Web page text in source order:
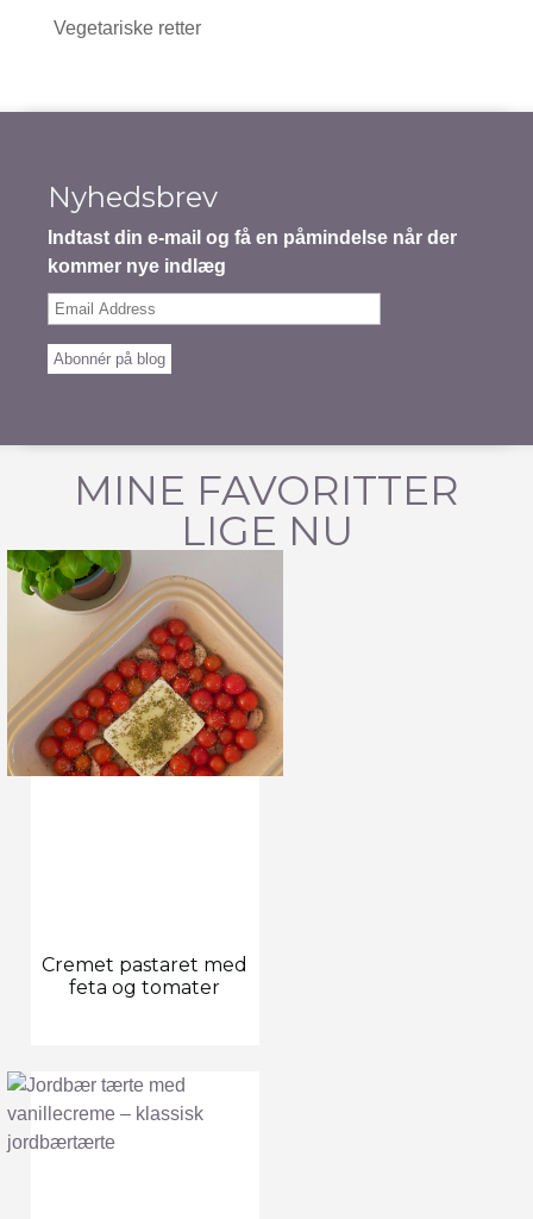
Vegetariske retter
Nyhedsbrev
Indtast din e-mail og få en påmindelse når der
kommer nye indlæg
Email
Abonnér på blog
MINE FAVORITTER
LIGE NU
Cremet pastaret med
feta og tomater